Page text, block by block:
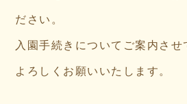
ださい。
入園手続きについてご案内させ
よろしくお願いいたします。